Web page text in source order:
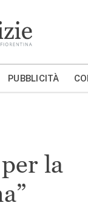
PUBBLICITÀ
la